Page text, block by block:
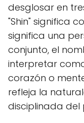
desglosar en
"Shin" significa
significa una
conjunto, el
interpretar
corazón o
refleja la
disciplinada del